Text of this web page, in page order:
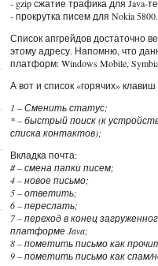
- gzip сжатие трафика для Java-
- прокрутка писем для Nokia 5800.
Список апгрейдов достаточно
этому адресу. Напомню, что
платформ: Windows Mobile,
А вот и список «горячих»
1 – Сменить статус;
* – быстрый поиск (к
списка контактов);
Вкладка почта:
# – смена папки писем;
4 – новое письмо;
5 – ответить;
6 – переслать;
7 – переход в конец
платформе Java;
8 – пометить письмо как
9 – пометить письмо как спам/